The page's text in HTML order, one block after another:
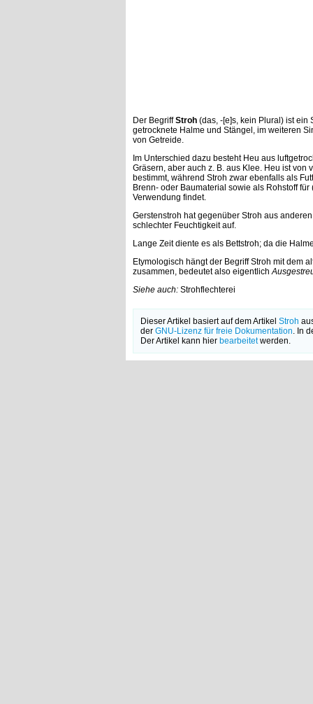
Der BegriffStroh (das, -[e]s, kein Plural) ist
getrocknete Halme und Stängel, im weiteren
von Getreide.
Im Unterschied dazu besteht Heu aus
Gräsern, aber auch z. B. aus Klee. Heu ist
bestimmt, während Stroh zwar ebenfalls als
Brenn- oder Baumaterial sowie als Rohstoff
Verwendung findet.
Gerstenstroh hat gegenüber Stroh aus
schlechter Feuchtigkeit auf.
Lange Zeit diente es als Bettstroh; da die
Etymologisch hängt der Begriff Stroh mit dem
zusammen, bedeutet also eigentlich
Siehe auch: Strohflechterei
Dieser Artikel basiert auf dem Artikel Stroh
der GNU-Lizenz für freie Dokumentation. In
Der Artikel kann hier bearbeitetwerden.